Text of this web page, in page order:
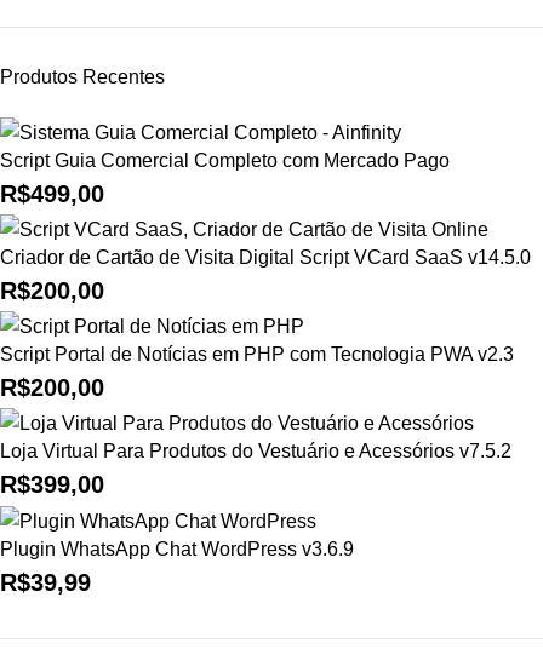
Produtos Recentes
Script Guia Comercial Completo com Mercado Pago
R$499,00
Criador de Cartão de Visita Digital Script VCard SaaS v14.5.0
R$200,00
Script Portal de Notícias em PHP com Tecnologia PWA v2.3
R$200,00
Loja Virtual Para Produtos do Vestuário e Acessórios v7.5.2
R$399,00
Plugin WhatsApp Chat WordPress v3.6.9
R$39,99